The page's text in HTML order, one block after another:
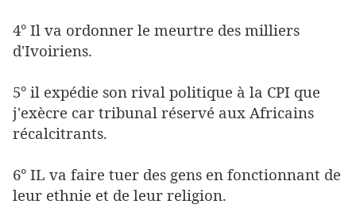
4° Il va ordonner le meurtre des milliers
d'Ivoiriens.
5° il expédie son rival politique à la CPI que
j'exècre car tribunal réservé aux Africains
récalcitrants.
6° IL va faire tuer des gens en fonctionnant de
leur ethnie et de leur religion.